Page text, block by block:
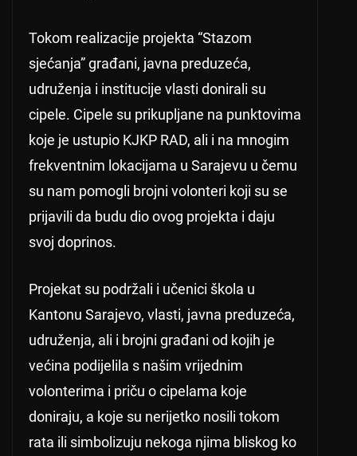
Tokom realizacije projekta “Stazom
sjećanja” građani, javna preduzeća,
udruženja i institucije vlasti donirali su
cipele. Cipele su prikupljane na punktovima
koje je ustupio KJKP RAD, ali i na mnogim
frekventnim lokacijama u Sarajevu u čemu
su nam pomogli brojni volonteri koji su se
prijavili da budu dio ovog projekta i daju
svoj doprinos.
Projekat su podržali i učenici škola u
Kantonu Sarajevo, vlasti, javna preduzeća,
udruženja, ali i brojni građani od kojih je
većina podijelila s našim vrijednim
volonterima i priču o cipelama koje
doniraju, a koje su nerijetko nosili tokom
rata ili simbolizuju nekoga njima bliskog ko